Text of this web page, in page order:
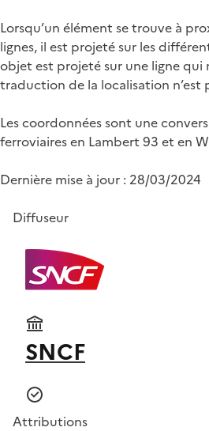
Lorsqu’un élément se trouve à
lignes, il est projeté sur les
objet est projeté sur une ligne qui
traduction de la localisation n’est
Les coordonnées sont une
ferroviaires en Lambert 93 et en
Dernière mise à jour : 28/03/2024
Diffuseur
SNCF
Attributions